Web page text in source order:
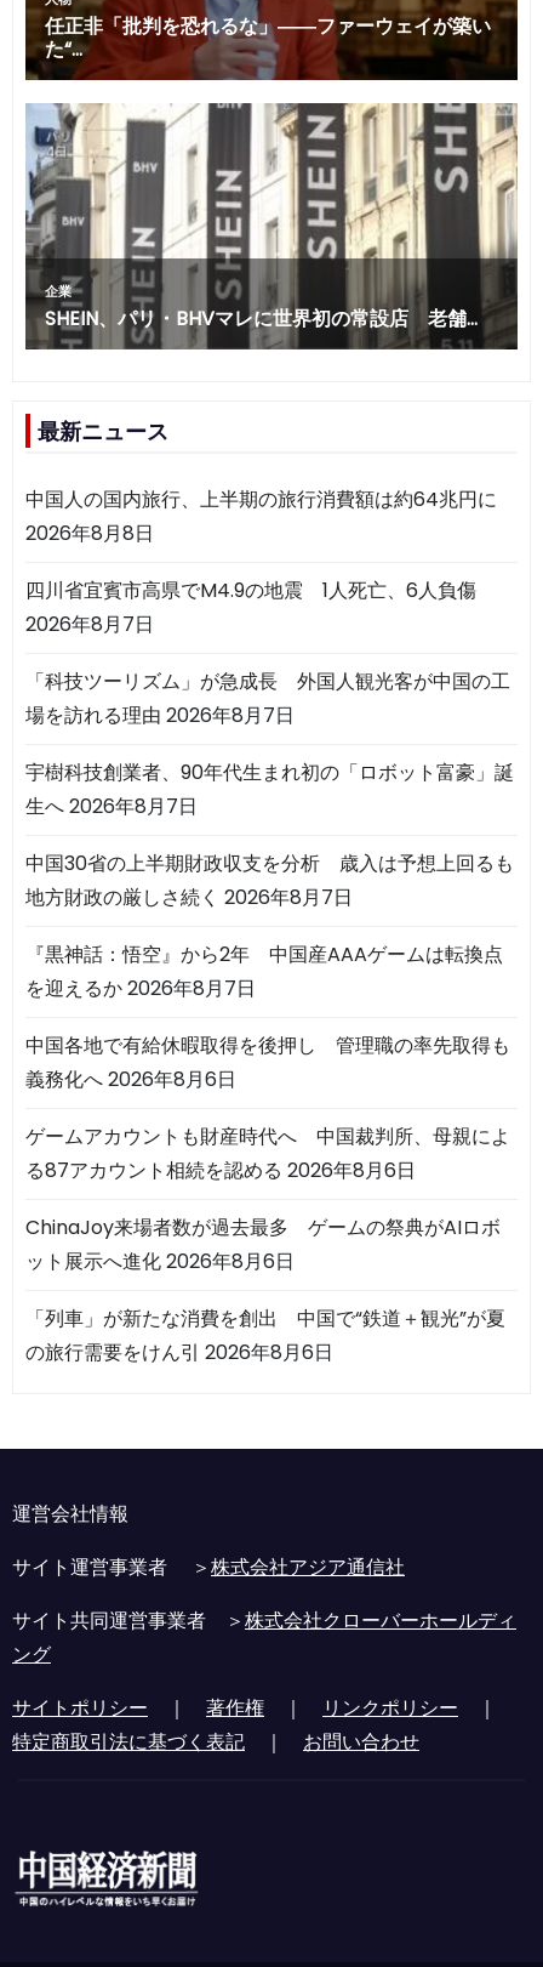
最新ニュース
中国人の国内旅行、上半期の旅行消費額は約64兆円に
2026年8月8日
四川省宜賓市高県でM4.9の地震 1人死亡、6人負傷
2026年8月7日
「科技ツーリズム」が急成長 外国人観光客が中国の工
場を訪れる理由 2026年8月7日
宇樹科技創業者、90年代生まれ初の「ロボット富豪」誕
生へ2026年8月7日
中国30省の上半期財政収支を分析 歳入は予想上回るも
地方財政の厳しさ続く 2026年8月7日
『黒神話：悟空』から2年 中国産AAAゲームは転換点
を迎えるか2026年8月7日
中国各地で有給休暇取得を後押し 管理職の率先取得も
義務化へ2026年8月6日
ゲームアカウントも財産時代へ 中国裁判所、母親によ
る87アカウント相続を認める 2026年8月6日
ChinaJoy来場者数が過去最多 ゲームの祭典がAIロボ
ット展示へ進化2026年8月6日
「列車」が新たな消費を創出 中国で“鉄道＋観光”が夏
の旅行需要をけん引 2026年8月6日
運営会社情報
サイト運営事業者 ＞株式会社アジア通信社
サイト共同運営事業者 ＞株式会社クローバーホールディ
ング
サイトポリシー ｜ 著作権 ｜ リンクポリシー ｜
特定商取引法に基づく表記 ｜ お問い合わせ